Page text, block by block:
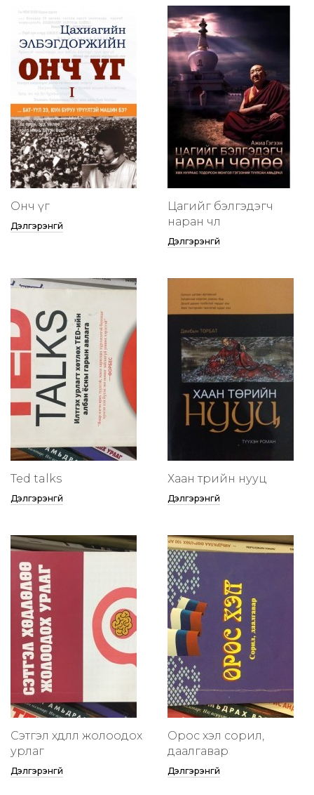
Онч үг
Дэлгэрэнгүй
Цагийг бэлгэдэгч
наран чөлөө
Дэлгэрэнгүй
Ted talks
Дэлгэрэнгүй
Хаан төрийн нууц
Дэлгэрэнгүй
Сэтгэл хөдлөлөө жолоодох
урлаг
Дэлгэрэнгүй
Орос хэл сорил,
даалгавар
Дэлгэрэнгүй